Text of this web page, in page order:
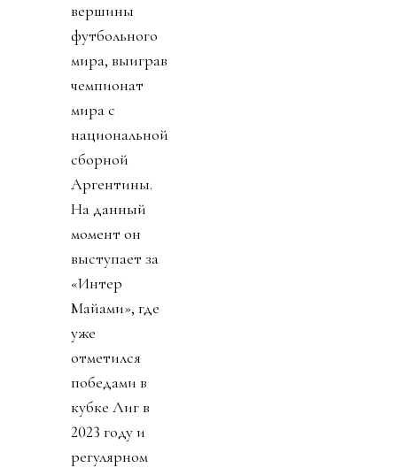
вершины
футбольного
мира, выиграв
чемпионат
мира с
национальной
сборной
Аргентины.
На данный
момент он
выступает за
«Интер
Майами», где
уже
отметился
победами в
кубке Лиг в
2023 году и
регулярном